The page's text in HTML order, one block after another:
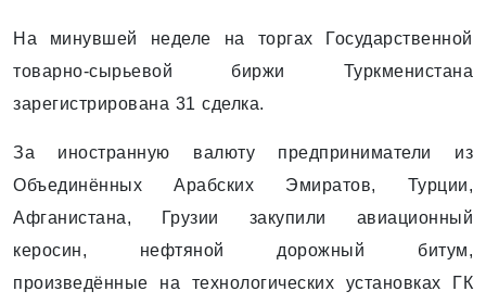
На минувшей неделе на торгах Государственной
товарно-сырьевой биржи Туркменистана
зарегистрирована 31 сделка.
За иностранную валюту предприниматели из
Объединённых Арабских Эмиратов, Турции,
Афганистана, Грузии закупили авиационный
керосин, нефтяной дорожный битум,
произведённые на технологических установках ГК